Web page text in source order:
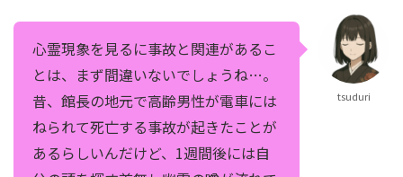
心霊現象を見るに事故と関連があるこ
とは、まず間違いないでしょうね…。
昔、館長の地元で高齢男性が電車には
ねられて死亡する事故が起きたことが
あるらしいんだけど、1週間後には自
tsuduri